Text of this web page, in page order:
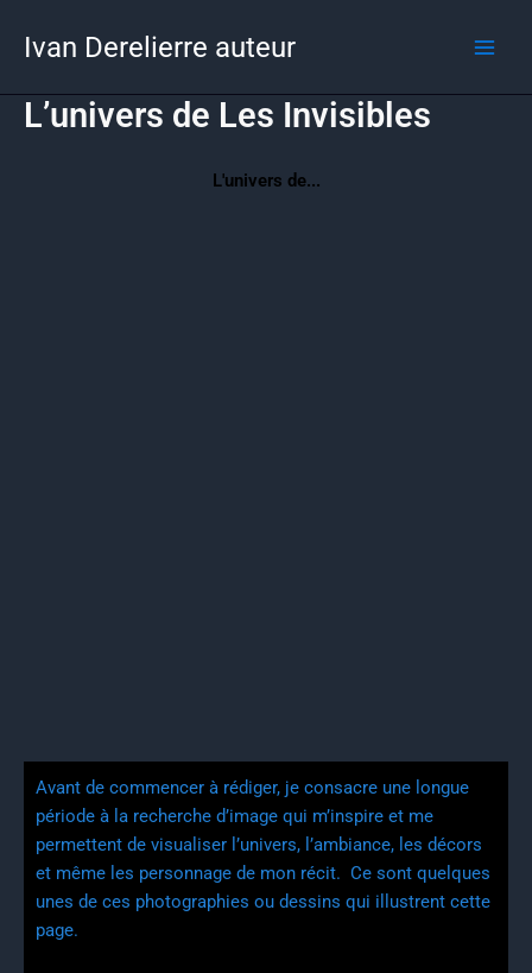
Ivan Derelierre auteur
L’univers de Les Invisibles
L'univers de...
Avant de commencer à rédiger, je consacre une longue
période à la recherche d’image qui m’inspire et me
permettent de visualiser l’univers, l’ambiance, les décors
et même les personnage de mon récit. Ce sont quelques
unes de ces photographies ou dessins qui illustrent cette
page.